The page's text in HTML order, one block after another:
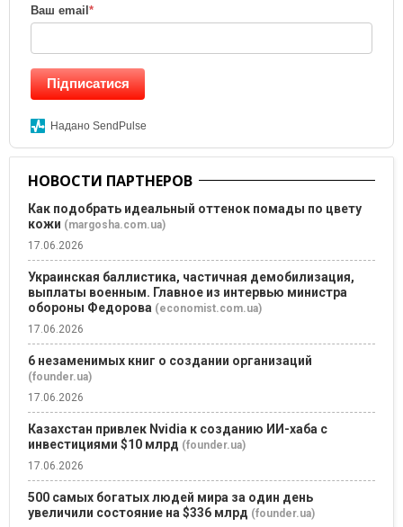
Ваш email *
Підписатися
Надано SendPulse
НОВОСТИ ПАРТНЕРОВ
Как подобрать идеальный оттенок помады по цвету
кожи (margosha.com.ua)
17.06.2026
Украинская баллистика, частичная демобилизация,
выплаты военным. Главное из интервью министра
обороны Федорова (economist.com.ua)
17.06.2026
6 незаменимых книг о создании организаций
(founder.ua)
17.06.2026
Казахстан привлек Nvidia к созданию ИИ-хаба с
инвестициями $10 млрд (founder.ua)
17.06.2026
500 самых богатых людей мира за один день
увеличили состояние на $336 млрд (founder.ua)